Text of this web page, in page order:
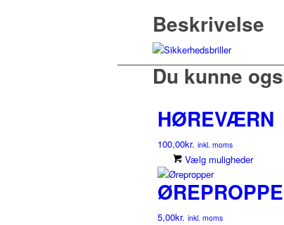
Beskrivelse
Du kunne
HØREVÆRN
100,00kr. inkl. moms
Vælg muligheder
har
5,00kr. inkl. moms